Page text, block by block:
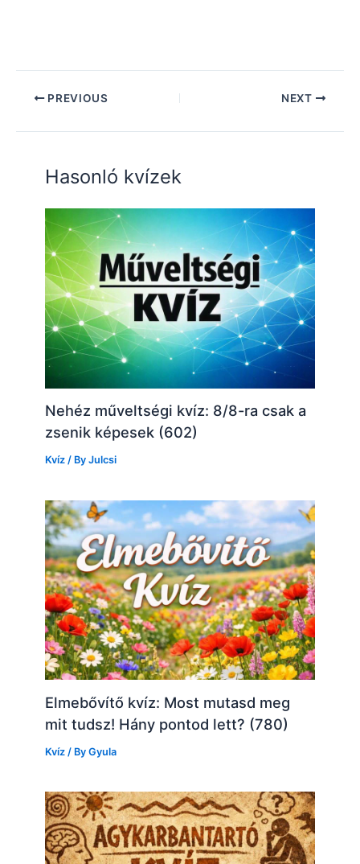
PREVIOUS NEXT
Hasonló kvízek
Nehéz műveltségi kvíz: 8/8-ra csak a
zsenik képesek (602)
Kvíz / ByJulcsi
Elmebővítő kvíz: Most mutasd meg
mit tudsz! Hány pontod lett? (780)
Kvíz / ByGyula